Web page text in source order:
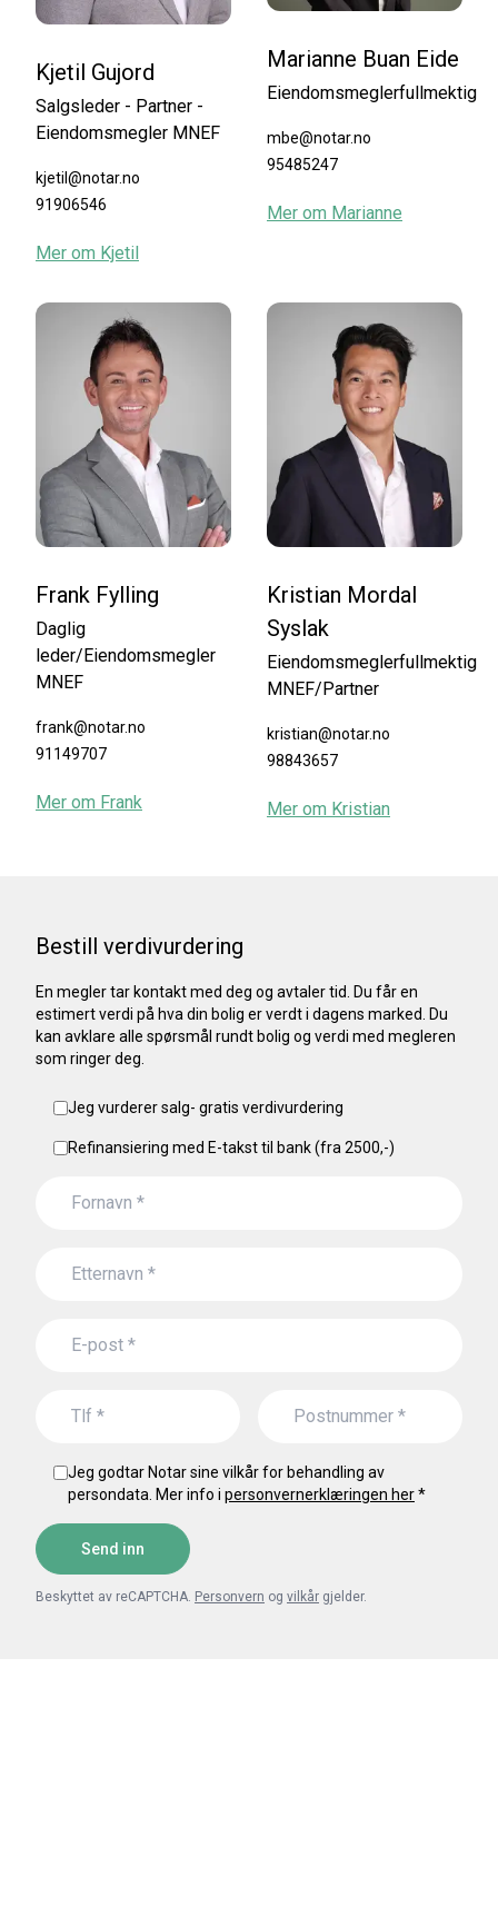
Kjetil Gujord
Salgsleder - Partner -
Eiendomsmegler MNEF
kjetil@notar.no
91906546
Mer om Kjetil
Marianne Buan Eide
Eiendomsmeglerfullmektig
mbe@notar.no
95485247
Mer om Marianne
Frank Fylling
Daglig
leder/Eiendomsmegler
MNEF
frank@notar.no
91149707
Mer om Frank
Kristian Mordal
Syslak
Eiendomsmeglerfullmektig
MNEF/Partner
kristian@notar.no
98843657
Mer om Kristian
Bestill verdivurdering
En megler tar kontakt med deg og avtaler tid. Du får en
estimert verdi på hva din bolig er verdt i dagens marked. Du
kan avklare alle spørsmål rundt bolig og verdi med megleren
som ringer deg.
Jeg vurderer salg- gratis verdivurdering
Refinansiering med E-takst til bank (fra 2500,-)
Jeg godtar Notar sine vilkår for behandling av
persondata. Mer info i personvernerklæringen her*
Send inn
Beskyttet av reCAPTCHA. Personvern og vilkår gjelder.